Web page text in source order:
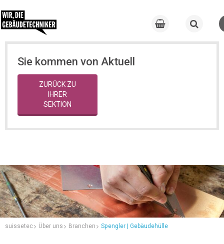
Sie kommen von Aktuell
ZURÜCK ZU
IHRER
SEKTION
suissetec Über uns Branchen Spengler | Gebäudehülle